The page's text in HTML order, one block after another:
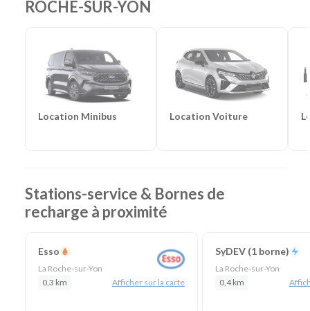
Frigorifiques-Véhicules de société
ROCHE-SUR-YON
Location Minibus Location Voiture
Stations-service & Bornes de
recharge à proximité
Esso
La Roche-sur-Yon
0,3 km
Afficher sur la carte
SyDEV (1 borne)
La Roche-sur-Yon
0,4 km